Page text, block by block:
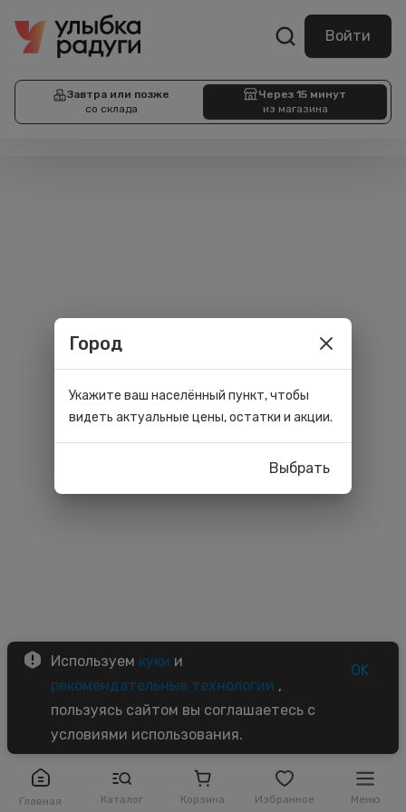
Войти
Завтра или позже
со склада
Через 15 минут
из магазина
Главная Каталог Корзина Избранное Меню
Используем куки и
рекомендательные технологии ,
пользуясь сайтом вы соглашаетесь с
условиями использования.
OK
Город
Укажите ваш населённый пункт, чтобы
видеть актуальные цены, остатки и акции.
Выбрать